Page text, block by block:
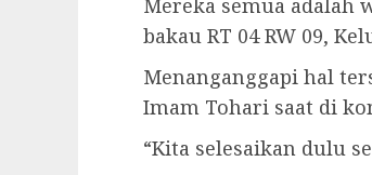
Mereka semua adalah
bakau RT 04 RW 09,
Menanganggapi hal
Imam Tohari saat di
“Kita selesaikan dulu